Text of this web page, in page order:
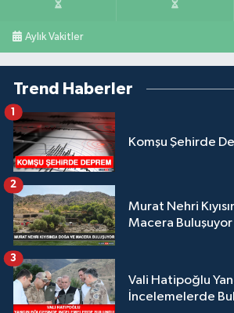
Aylık Vakitler
Trend Haberler
Komşu Şehirde
1
Murat Nehri
Macera Buluşuyor
2
Vali Hatipoğlu
İncelemelerde
3